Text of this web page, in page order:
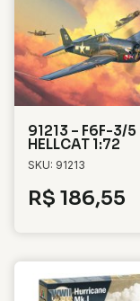
91213 – F6F-3/5
HELLCAT 1:72
SKU: 91213
R$ 186,55